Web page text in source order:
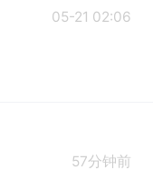
05-21 02:06
57分钟前